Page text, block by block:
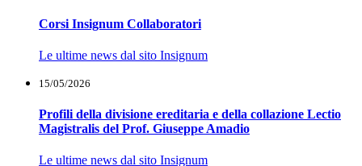
Corsi Insignum Collaboratori
Le ultime news dal sito Insignum
15/05/2026
Profili della divisione ereditaria e della collazione Lectio
Magistralis del Prof. Giuseppe Amadio
Le ultime news dal sito Insignum